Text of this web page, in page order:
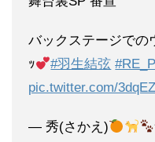
バックステージでの
ｯ
#羽生結弦
pic.twitter.com/
— 秀(さかえ)